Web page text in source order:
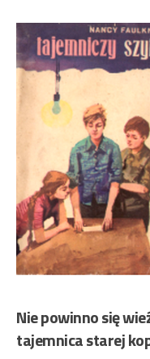
Nie powinno się
tajemnica starej